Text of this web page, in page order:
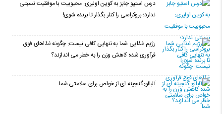
درس استیو جابز به کوین اولیری: محبوبیت با موفقیت نسبتی
ندارد؛ بروکراسی را کنار بگذار تا برنده شوی!
رژیم غذایی شما به تنهایی کافی نیست: چگونه غذاهای فوق
فرآوری شده کاهش وزن را به خطر می اندازند؟
آلبالو: گنجینه ای از خواص برای سلامتی شما